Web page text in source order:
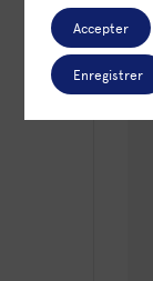
Accepter
Enregistrer